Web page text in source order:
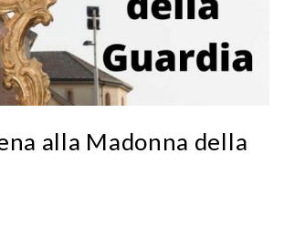
alla Madonna della